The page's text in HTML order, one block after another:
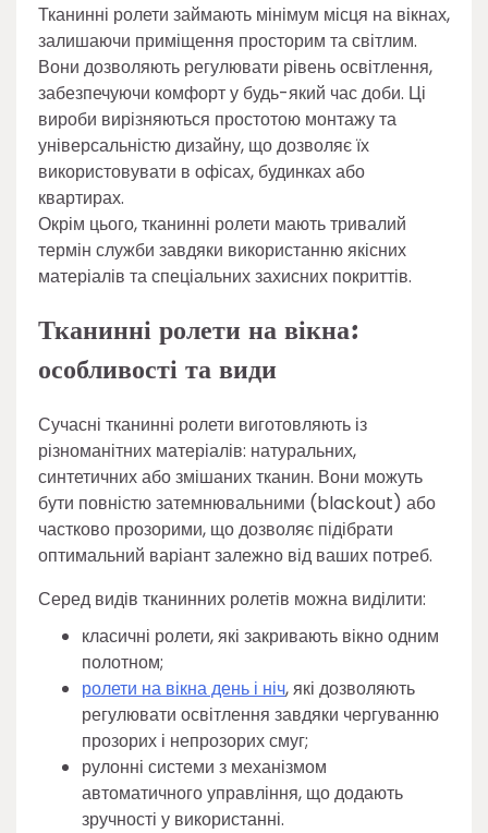
Тканинні ролети займають мінімум місця на вікнах,
залишаючи приміщення просторим та світлим.
Вони дозволяють регулювати рівень освітлення,
забезпечуючи комфорт у будь-який час доби. Ці
вироби вирізняються простотою монтажу та
універсальністю дизайну, що дозволяє їх
використовувати в офісах, будинках або
квартирах.
Окрім цього, тканинні ролети мають тривалий
термін служби завдяки використанню якісних
матеріалів та спеціальних захисних покриттів.
Тканинні ролети на вікна:
особливості та види
Сучасні тканинні ролети виготовляють із
різноманітних матеріалів: натуральних,
синтетичних або змішаних тканин. Вони можуть
бути повністю затемнювальними (blackout) або
частково прозорими, що дозволяє підібрати
оптимальний варіант залежно від ваших потреб.
Серед видів тканинних ролетів можна виділити:
класичні ролети, які закривають вікно одним
полотном;
ролети на вікна день і ніч, які дозволяють
регулювати освітлення завдяки чергуванню
прозорих і непрозорих смуг;
рулонні системи з механізмом
автоматичного управління, що додають
зручності у використанні.